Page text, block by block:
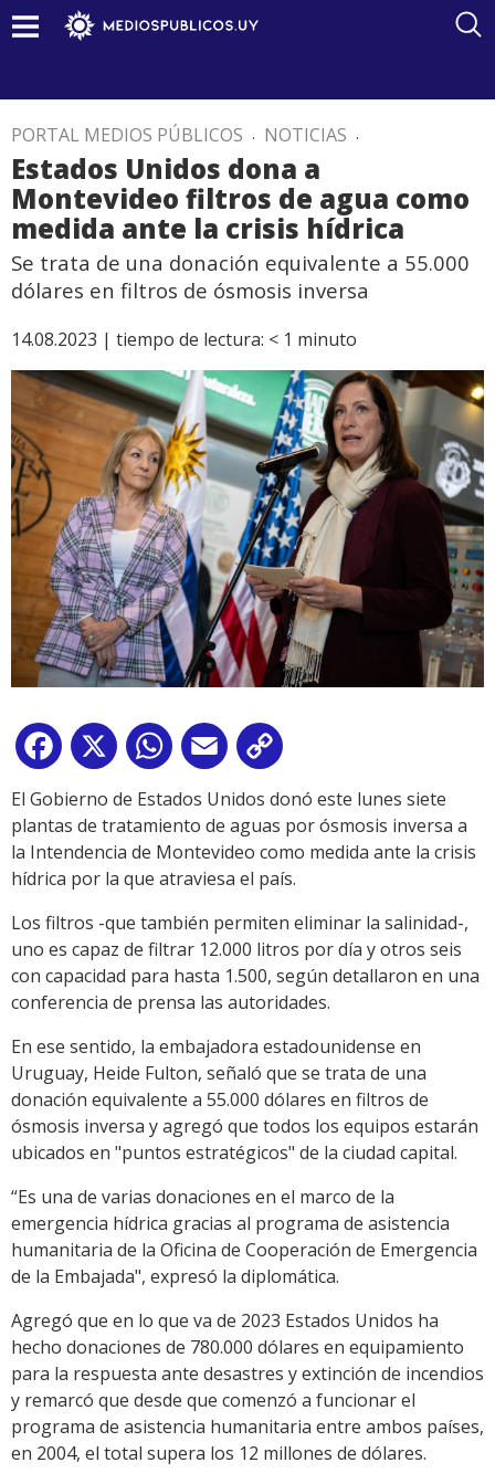
PORTAL MEDIOS PÚBLICOS . NOTICIAS .
Estados Unidos dona a
Montevideo filtros de agua como
medida ante la crisis hídrica
Se trata de una donación equivalente a 55.000
dólares en filtros de ósmosis inversa
14.08.2023 | tiempo de lectura: < 1 minuto
Facebook
X WhatsApp
Email
Link
El Gobierno de Estados Unidos donó este lunes siete
plantas de tratamiento de aguas por ósmosis inversa a
la Intendencia de Montevideo como medida ante la crisis
hídrica por la que atraviesa el país.
Los filtros -que también permiten eliminar la salinidad-,
uno es capaz de filtrar 12.000 litros por día y otros seis
con capacidad para hasta 1.500, según detallaron en una
conferencia de prensa las autoridades.
En ese sentido, la embajadora estadounidense en
Uruguay, Heide Fulton, señaló que se trata de una
donación equivalente a 55.000 dólares en filtros de
ósmosis inversa y agregó que todos los equipos estarán
ubicados en "puntos estratégicos" de la ciudad capital.
“Es una de varias donaciones en el marco de la
emergencia hídrica gracias al programa de asistencia
humanitaria de la Oficina de Cooperación de Emergencia
de la Embajada", expresó la diplomática.
Agregó que en lo que va de 2023 Estados Unidos ha
hecho donaciones de 780.000 dólares en equipamiento
para la respuesta ante desastres y extinción de incendios
y remarcó que desde que comenzó a funcionar el
programa de asistencia humanitaria entre ambos países,
en 2004, el total supera los 12 millones de dólares.